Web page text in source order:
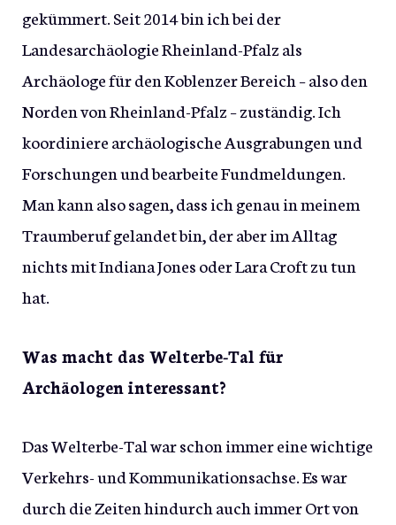
gekümmert. Seit 2014 bin ich bei der
Landesarchäologie Rheinland-Pfalz als
Archäologe für den Koblenzer Bereich – also den
Norden von Rheinland-Pfalz – zuständig. Ich
koordiniere archäologische Ausgrabungen und
Forschungen und bearbeite Fundmeldungen.
Man kann also sagen, dass ich genau in meinem
Traumberuf gelandet bin, der aber im Alltag
nichts mit Indiana Jones oder Lara Croft zu tun
hat.
Was macht das Welterbe-Tal für
Archäologen interessant?
Das Welterbe-Tal war schon immer eine wichtige
Verkehrs- und Kommunikationsachse. Es war
durch die Zeiten hindurch auch immer Ort von